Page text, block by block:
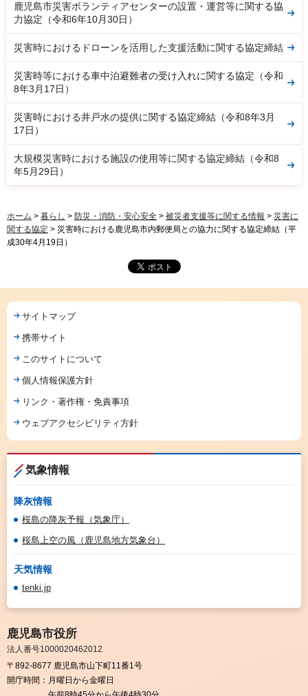
鹿児島市災害ボランティアセンターの設置・運営等に関する協
力協定（令和6年10月30日）
災害時におけるドローンを活用した支援活動に関する協定締結
災害時等における車中泊避難者の受け入れに関する協定（令和
8年3月17日）
災害時における井戸水の提供に関する協定締結（令和8年3月
17日）
大規模災害時における施設の使用等に関する協定締結（令和8
年5月29日）
ホーム > 暮らし > 防災・消防・安心安全 > 被災者支援等に関する情報 > 災害に
関する協定 > 災害時における鹿児島市内郵便局との協力に関する協定締結（平
成30年4月19日）
サイトマップ
携帯サイト
このサイトについて
個人情報保護方針
リンク・著作権・免責事項
ウェブアクセシビリティ方針
気象情報
降灰情報
桜島の降灰予報（気象庁）
桜島上空の風（鹿児島地方気象台）
天気情報
tenki.jp
鹿児島市役所
法人番号1000020462012
〒892-8677 鹿児島市山下町11番1号
開庁時間： 月曜日から金曜日